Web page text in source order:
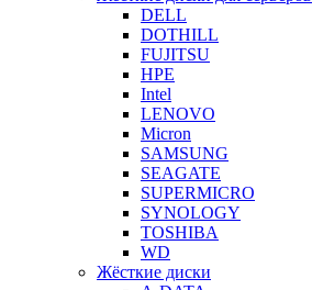
DELL
DOTHILL
FUJITSU
HPE
Intel
LENOVO
Micron
SAMSUNG
SEAGATE
SUPERMICRO
SYNOLOGY
TOSHIBA
WD
Жёсткие диски